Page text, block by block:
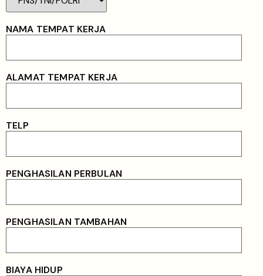
NAMA TEMPAT KERJA
ALAMAT TEMPAT KERJA
TELP
PENGHASILAN PERBULAN
PENGHASILAN TAMBAHAN
BIAYA HIDUP